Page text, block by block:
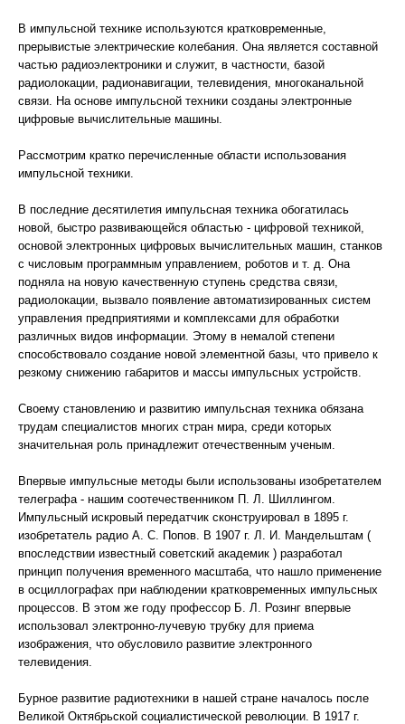
В импульсной технике используются кратковременные,
прерывистые электрические колебания. Она является составной
частью радиоэлектроники и служит, в частности, базой
радиолокации, радионавигации, телевидения, многоканальной
связи. На основе импульсной техники созданы электронные
цифровые вычислительные машины.
Рассмотрим кратко перечисленные области использования
импульсной техники.
В последние десятилетия импульсная техника обогатилась
новой, быстро развивающейся областью - цифровой техникой,
основой электронных цифровых вычислительных машин, станков
с числовым программным управлением, роботов и т. д. Она
подняла на новую качественную ступень средства связи,
радиолокации, вызвало появление автоматизированных систем
управления предприятиями и комплексами для обработки
различных видов информации. Этому в немалой степени
способствовало создание новой элементной базы, что привело к
резкому снижению габаритов и массы импульсных устройств.
Своему становлению и развитию импульсная техника обязана
трудам специалистов многих стран мира, среди которых
значительная роль принадлежит отечественным ученым.
Впервые импульсные методы были использованы изобретателем
телеграфа - нашим соотечественником П. Л. Шиллингом.
Импульсный искровый передатчик сконструировал в 1895 г.
изобретатель радио А. С. Попов. В 1907 г. Л. И. Мандельштам (
впоследствии известный советский академик ) разработал
принцип получения временного масштаба, что нашло применение
в осциллографах при наблюдении кратковременных импульсных
процессов. В этом же году профессор Б. Л. Розинг впервые
использовал электронно-лучевую трубку для приема
изображения, что обусловило развитие электронного
телевидения.
Бурное развитие радиотехники в нашей стране началось после
Великой Октябрьской социалистической революции. В 1917 г.